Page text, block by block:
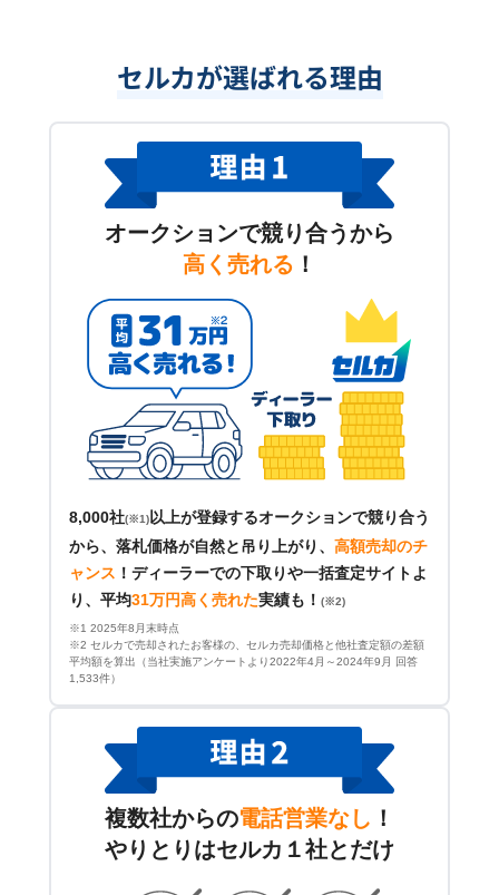
セルカが選ばれる理由
オークションで競り合うから
高く売れる ！
8,000社(※1) 以上が登録するオークションで競り合う
から、落札価格が自然と吊り上がり、 高額売却のチ
ャンス ！ ディーラーでの下取りや一括査定サイトよ
り、平均31万円高く売れた実績も！ (※2)
※1 2025年8月末時点
※2 セルカで売却されたお客様の、セルカ売却価格と他社査定額の差額
平均額を算出（当社実施アンケートより2022年4月～2024年9月 回答
1,533件）
複数社からの電話営業なし ！
やりとりはセルカ１社とだけ